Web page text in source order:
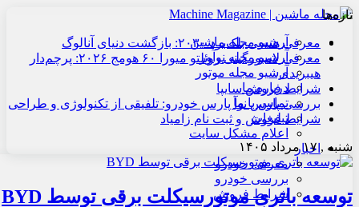
آرشیو مجله ماشین
آرشیو مجله نوآور
آرشیو مجله موتور
درباره ما
تماس با ما
تبلیغات
اعلام مشکل سایت
اخبار
معرفی خودرو
بررسی خودرو
شرایط فروش
تازه‌ها
معرفی هنسی بلک‌برد ۲۰۳۰: بازگشت دنیای آنالوگ
معرفی لامبورگینی روئلتو میورا ۶۰ هومج ۲۰۲۶: پرچم‌دار
هیبریدی
شرایط فروش سایپا
بررسی پارس نوآ پارس خودرو: تلفیقی از تکنولوژی و طراحی
شرایط فروش و ثبت نام زامیاد
شنبه , ۱۷ مرداد ۱۴۰۵
توسعه باتری‌ موتورسیکلت‌ برقی توسط BYD